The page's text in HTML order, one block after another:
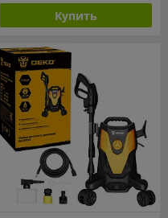
Купить